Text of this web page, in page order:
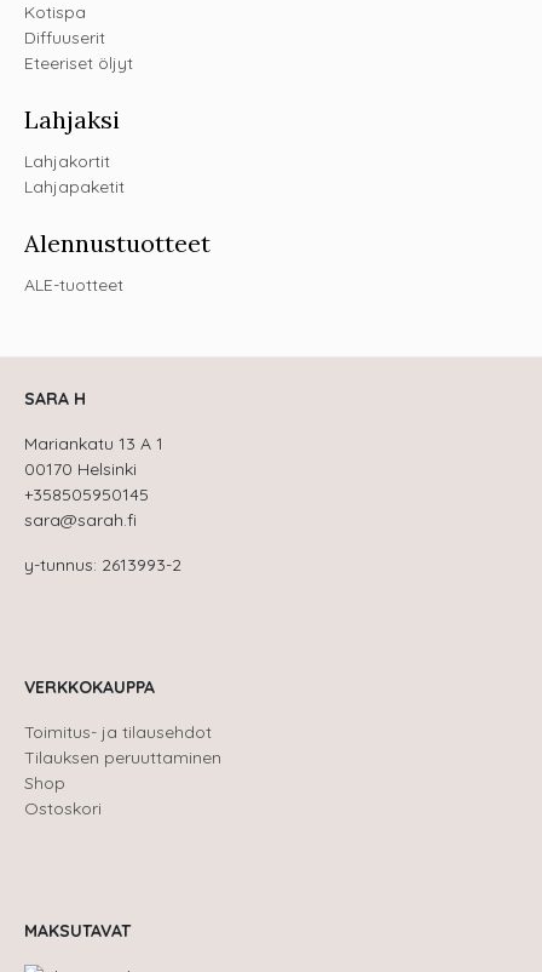
Kotispa
Diffuuserit
Eteeriset öljyt
Lahjaksi
Lahjakortit
Lahjapaketit
Alennustuotteet
ALE-tuotteet
SARA H
Mariankatu 13 A 1
00170 Helsinki
+358505950145
sara@sarah.fi
y-tunnus: 2613993-2
VERKKOKAUPPA
Toimitus- ja tilausehdot
Tilauksen peruuttaminen
Shop
Ostoskori
MAKSUTAVAT